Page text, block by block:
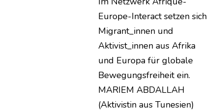
Europe-Interact setzen sich
Migrant_innen und
Aktivist_innen aus Afrika
und Europa für globale
Bewegungsfreiheit ein.
MARIEM ABDALLAH
(Aktivistin aus Tunesien)